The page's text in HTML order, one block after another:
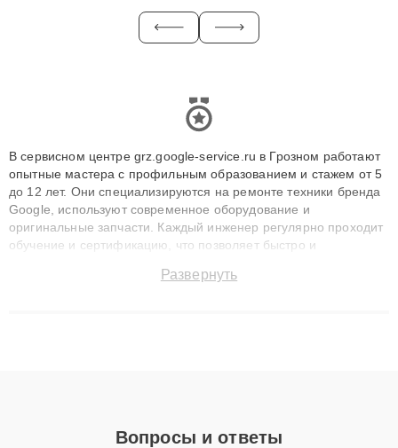
В сервисном центре grz.google-service.ru в Грозном работают
опытные мастера с профильным образованием и стажем от 5
до 12 лет. Они специализируются на ремонте техники бренда
Google, используют современное оборудование и
оригинальные запчасти. Каждый инженер регулярно проходит
обучение и сертификацию, что позволяет быстро и
сохранением гарантии до 3 лет. Наши мастера решают
Развернуть
Вопросы и ответы